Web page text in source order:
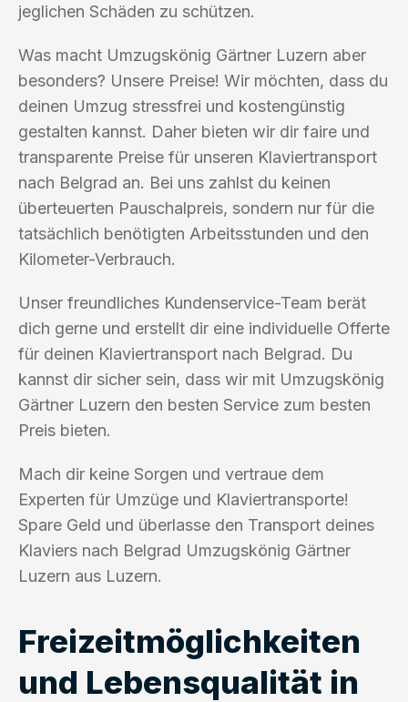
jeglichen Schäden zu schützen.
Was macht Umzugskönig Gärtner Luzern aber
besonders? Unsere Preise! Wir möchten, dass du
deinen Umzug stressfrei und kostengünstig
gestalten kannst. Daher bieten wir dir faire und
transparente Preise für unseren Klaviertransport
nach Belgrad an. Bei uns zahlst du keinen
überteuerten Pauschalpreis, sondern nur für die
tatsächlich benötigten Arbeitsstunden und den
Kilometer-Verbrauch.
Unser freundliches Kundenservice-Team berät
dich gerne und erstellt dir eine individuelle Offerte
für deinen Klaviertransport nach Belgrad. Du
kannst dir sicher sein, dass wir mit Umzugskönig
Gärtner Luzern den besten Service zum besten
Preis bieten.
Mach dir keine Sorgen und vertraue dem
Experten für Umzüge und Klaviertransporte!
Spare Geld und überlasse den Transport deines
Klaviers nach Belgrad Umzugskönig Gärtner
Luzern aus Luzern.
Freizeitmöglichkeiten
und Lebensqualität in